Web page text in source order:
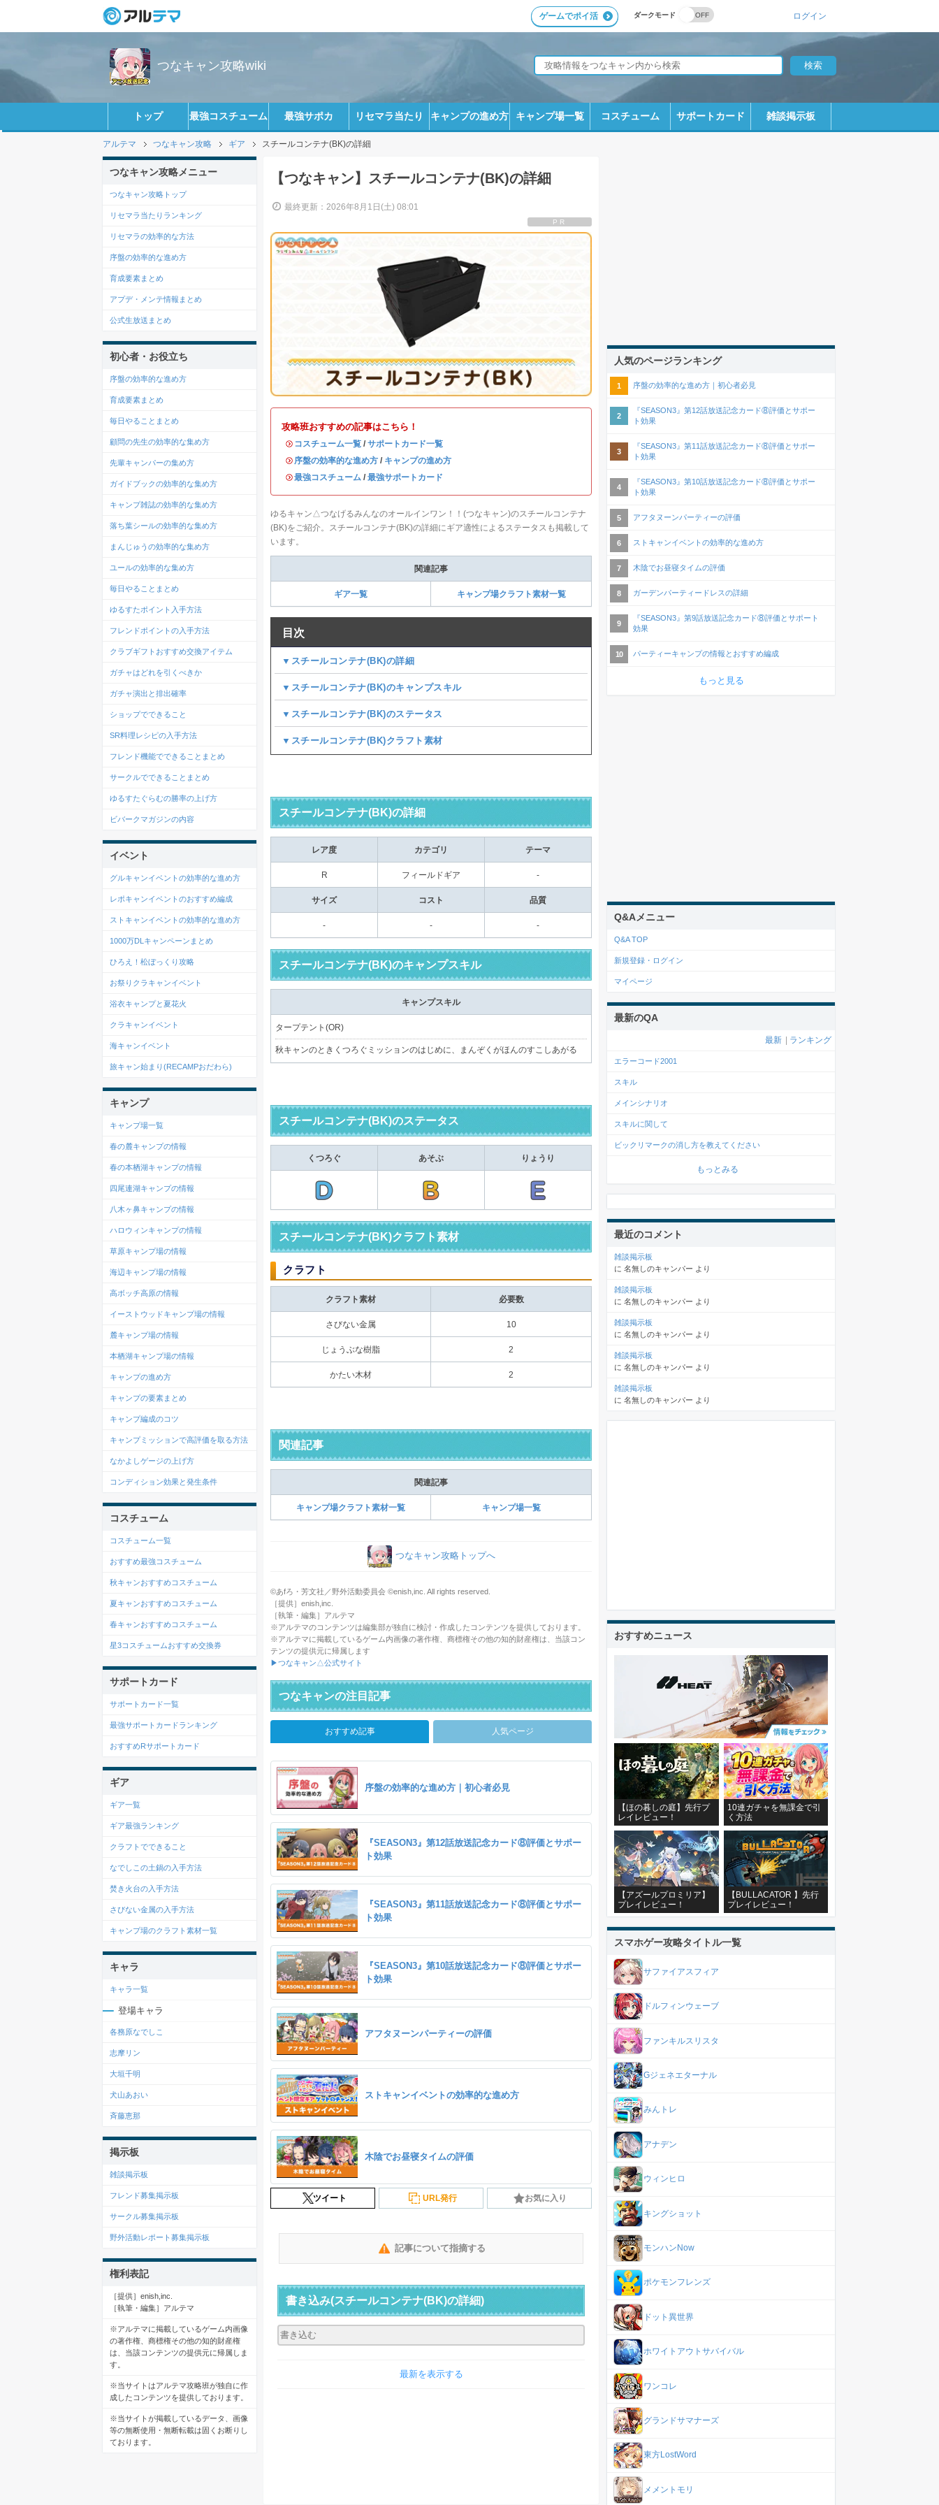
ダークモード
ゲームでポイ活 ログイン
つなキャン攻略wiki
トップ 最強コスチューム 最強サポカ リセマラ当たり キャンプの進め方 キャンプ場一覧 コスチューム サポートカード 雑談掲示板
アルテマ つなキャン攻略 ギア スチールコンテナ(BK)の詳細
【つなキャン】スチールコンテナ(BK)の詳細
最終更新：2026年8月1日(土) 08:01
PR
攻略班おすすめの記事はこちら！
・ コスチューム一覧 / サポートカード一覧
・ 序盤の効率的な進め方 / キャンプの進め方
・最強コスチューム / 最強サポートカード
ゆるキャン△つなげるみんなのオールインワン！！(つなキャン)のスチールコンテナ
(BK)をご紹介。スチールコンテナ(BK)の詳細にギア適性によるステータスも掲載して
います。
関連記事
ギア一覧 キャンプ場クラフト素材一覧
目次
▼スチールコンテナ(BK)の詳細
▼スチールコンテナ(BK)のキャンプスキル
▼スチールコンテナ(BK)のステータス
▼スチールコンテナ(BK)クラフト素材
スチールコンテナ(BK)の詳細
レア度 カテゴリ テーマ
R フィールドギア -
サイズ コスト 品質
- - -
スチールコンテナ(BK)のキャンプスキル
キャンプスキル
タープテント(OR)
秋キャンのときくつろぐミッションのはじめに、まんぞくがほんのすこしあがる
スチールコンテナ(BK)のステータス
くつろぐ あそぶ りょうり
スチールコンテナ(BK)クラフト素材
クラフト
クラフト素材 必要数
さびない金属 10
じょうぶな樹脂 2
かたい木材 2
関連記事
関連記事
キャンプ場クラフト素材一覧 キャンプ場一覧
つなキャン攻略トップへ
©あfろ・芳文社／野外活動委員会 ©enish,inc. All rights reserved.
［提供］enish,inc.
［執筆・編集］アルテマ
※アルテマのコンテンツは編集部が独自に検討・作成したコンテンツを提供しております。
※アルテマに掲載しているゲーム内画像の著作権、商標権その他の知的財産権は、当該コン
テンツの提供元に帰属します
▶つなキャン△公式サイト
つなキャンの注目記事
おすすめ記事 人気ページ
序盤の効率的な進め方｜初心者必見
『SEASON3』第12話放送記念カード⑧評価とサポー
ト効果
『SEASON3』第11話放送記念カード⑧評価とサポー
ト効果
『SEASON3』第10話放送記念カード⑧評価とサポー
ト効果
アフタヌーンパーティーの評価
ストキャンイベントの効率的な進め方
木陰でお昼寝タイムの評価
ツイート URL発行 お気に入り
記事について指摘する
書き込み(スチールコンテナ(BK)の詳細)
最新を表示する
つなキャン攻略メニュー
つなキャン攻略トップ
リセマラ当たりランキング
リセマラの効率的な方法
序盤の効率的な進め方
育成要素まとめ
アプデ・メンテ情報まとめ
公式生放送まとめ
初心者・お役立ち
序盤の効率的な進め方
育成要素まとめ
毎日やることまとめ
顧問の先生の効率的な集め方
先輩キャンパーの集め方
ガイドブックの効率的な集め方
キャンプ雑誌の効率的な集め方
落ち葉シールの効率的な集め方
まんじゅうの効率的な集め方
ユールの効率的な集め方
毎日やることまとめ
ゆるすたポイント入手方法
フレンドポイントの入手方法
クラブギフトおすすめ交換アイテム
ガチャはどれを引くべきか
ガチャ演出と排出確率
ショップでできること
SR料理レシピの入手方法
フレンド機能でできることまとめ
サークルでできることまとめ
ゆるすたぐらむの勝率の上げ方
ビバークマガジンの内容
イベント
グルキャンイベントの効率的な進め方
レポキャンイベントのおすすめ編成
ストキャンイベントの効率的な進め方
1000万DLキャンペーンまとめ
ひろえ！松ぼっくり攻略
お祭りクラキャンイベント
浴衣キャンプと夏花火
クラキャンイベント
海キャンイベント
旅キャン始まり(RECAMPおだわら)
キャンプ
キャンプ場一覧
春の麓キャンプの情報
春の本栖湖キャンプの情報
四尾連湖キャンプの情報
八木ヶ鼻キャンプの情報
ハロウィンキャンプの情報
草原キャンプ場の情報
海辺キャンプ場の情報
高ボッチ高原の情報
イーストウッドキャンプ場の情報
麓キャンプ場の情報
本栖湖キャンプ場の情報
キャンプの進め方
キャンプの要素まとめ
キャンプ編成のコツ
キャンプミッションで高評価を取る方法
なかよしゲージの上げ方
コンディション効果と発生条件
コスチューム
コスチューム一覧
おすすめ最強コスチューム
秋キャンおすすめコスチューム
夏キャンおすすめコスチューム
春キャンおすすめコスチューム
星3コスチュームおすすめ交換券
サポートカード
サポートカード一覧
最強サポートカードランキング
おすすめRサポートカード
ギア
ギア一覧
ギア最強ランキング
クラフトでできること
なでしこの土鍋の入手方法
焚き火台の入手方法
さびない金属の入手方法
キャンプ場のクラフト素材一覧
キャラ
キャラ一覧
登場キャラ
各務原なでしこ
志摩リン
大垣千明
犬山あおい
斉藤恵那
掲示板
雑談掲示板
フレンド募集掲示板
サークル募集掲示板
野外活動レポート募集掲示板
権利表記
［提供］enish,inc.
［執筆・編集］アルテマ
※アルテマに掲載しているゲーム内画像
の著作権、商標権その他の知的財産権
は、当該コンテンツの提供元に帰属しま
す。
※当サイトはアルテマ攻略班が独自に作
成したコンテンツを提供しております。
※当サイトが掲載しているデータ、画像
等の無断使用・無断転載は固くお断りし
ております。
人気のページランキング
序盤の効率的な進め方｜初心者必見
『SEASON3』第12話放送記念カード⑧評価とサポー
ト効果
『SEASON3』第11話放送記念カード⑧評価とサポー
ト効果
『SEASON3』第10話放送記念カード⑧評価とサポー
ト効果
アフタヌーンパーティーの評価
ストキャンイベントの効率的な進め方
木陰でお昼寝タイムの評価
ガーデンパーティードレスの詳細
『SEASON3』第9話放送記念カード⑧評価とサポート
効果
パーティーキャンプの情報とおすすめ編成
もっと見る
Q&Aメニュー
Q&A TOP
新規登録・ログイン
マイページ
最新のQA
最新 ランキング
エラーコード2001
スキル
メインシナリオ
スキルに関して
ビックリマークの消し方を教えてください
もっとみる
最近のコメント
雑談掲示板
に 名無しのキャンパー より
雑談掲示板
に 名無しのキャンパー より
雑談掲示板
に 名無しのキャンパー より
雑談掲示板
に 名無しのキャンパー より
雑談掲示板
に 名無しのキャンパー より
おすすめニュース
【ほの暮しの庭】先行プ
レイレビュー！
10連ガチャを無課金で引
く方法
【アズールプロミリア】
プレイレビュー！
【BULLACATOR 】先行
プレイレビュー！
スマホゲー攻略タイトル一覧
サファイアスフィア
ドルフィンウェーブ
ファンキルスリスタ
Gジェネエターナル
みんトレ
アナデン
ウィンヒロ
キングショット
モンハンNow
ポケモンフレンズ
ドット異世界
ホワイトアウトサバイバル
ワンコレ
グランドサマナーズ
東方LostWord
メメントモリ